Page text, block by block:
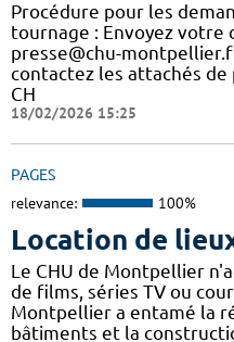
Procédure pour les
tournage : Envoyez votre
presse@chu-
contactez les attachés de
CH
18/02/2026 15:25
PAGES
relevance: 100%
Location de
Le CHU de Montpellier
de films, séries TV ou
Montpellier a entamé la
bâtiments et la